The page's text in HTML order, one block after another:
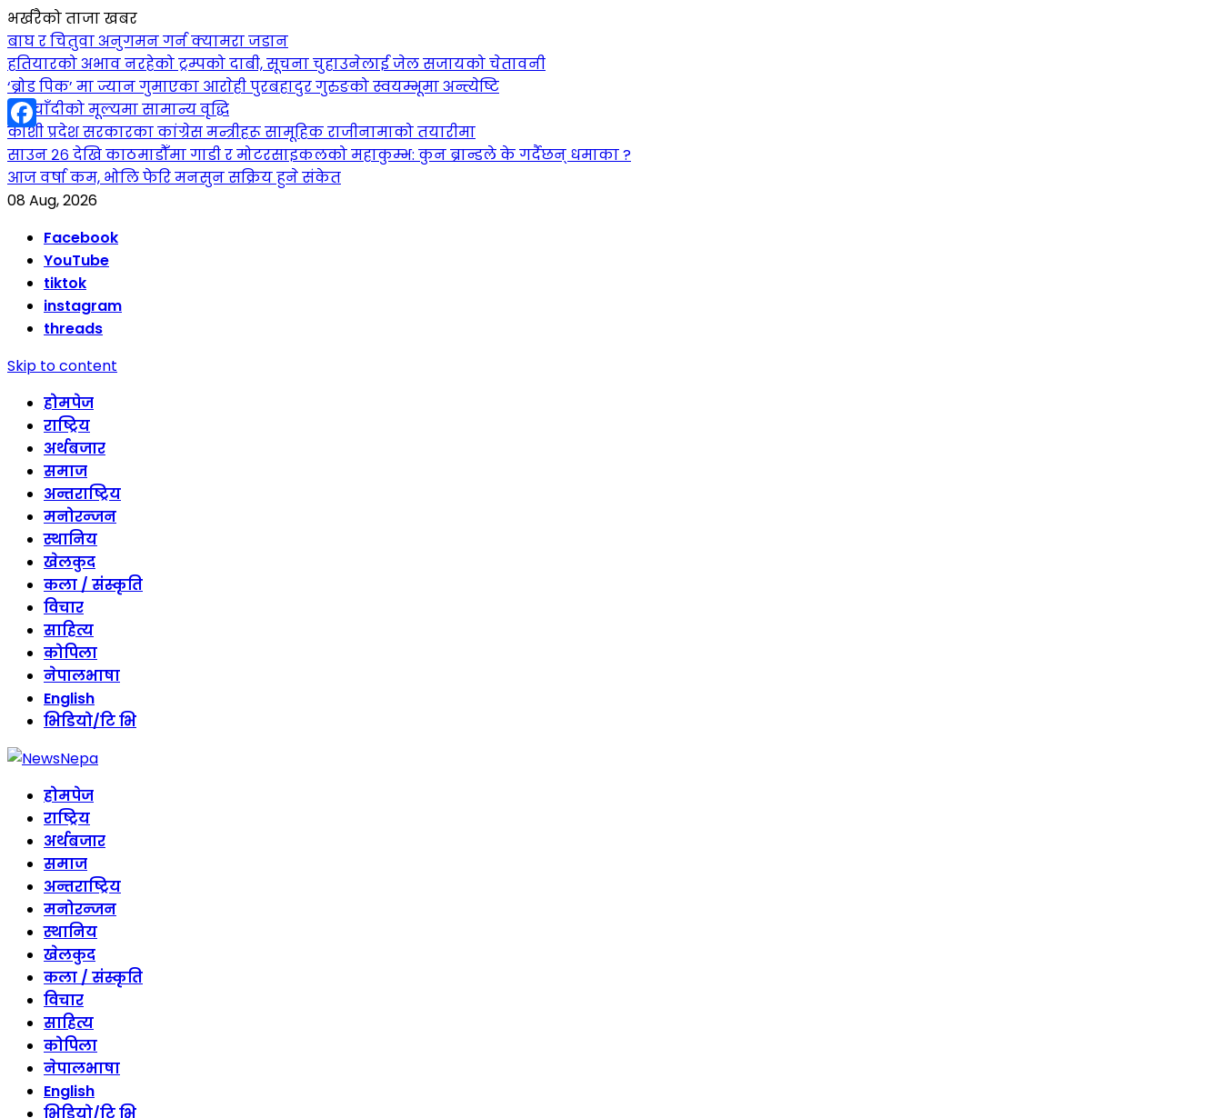
भर्खरैको ताजा खबर
बाघ र चितुवा अनुगमन गर्न क्यामरा जडान
हतियारको अभाव नरहेको ट्रम्पको दाबी, सूचना चुहाउनेलाई जेल सजायको चेतावनी
‘ब्रोड पिक’ मा ज्यान गुमाएका आराेही पुरबहादुर गुरुङको स्वयम्भूमा अन्त्येष्टि
सुनचाँदीको मूल्यमा सामान्य वृद्धि
कोशी प्रदेश सरकारका कांग्रेस मन्त्रीहरू सामूहिक राजीनामाको तयारीमा
साउन २६ देखि काठमाडौँमा गाडी र मोटरसाइकलको महाकुम्भ: कुन ब्रान्डले के गर्दैछन् धमाका ?
आज वर्षा कम, भोलि फेरि मनसुन सक्रिय हुने संकेत
08 Aug, 2026
Facebook
YouTube
tiktok
instagram
threads
Skip to content
होमपेज
राष्ट्रिय
अर्थबजार
समाज
अन्तराष्ट्रिय
मनोरन्जन
स्थानिय
खेलकुद
कला / संस्कृति
विचार
साहित्य
कोपिला
नेपालभाषा
English
भिडियो/टि भि
होमपेज
राष्ट्रिय
अर्थबजार
समाज
अन्तराष्ट्रिय
मनोरन्जन
स्थानिय
खेलकुद
कला / संस्कृति
विचार
साहित्य
कोपिला
नेपालभाषा
English
Facebook